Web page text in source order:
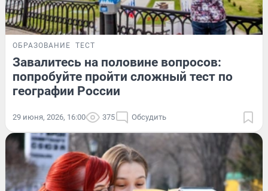
ОБРАЗОВАНИЕ ТЕСТ
Завалитесь на половине вопросов:
попробуйте пройти сложный тест по
географии России
29 июня, 2026, 16:00 375 Обсудить